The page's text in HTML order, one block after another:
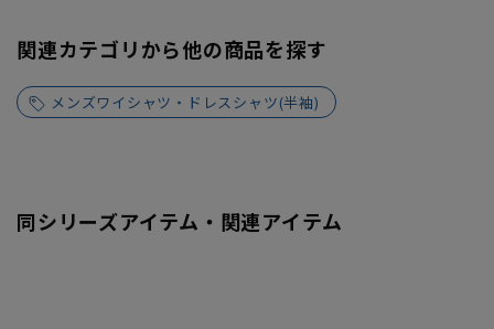
関連カテゴリから他の商品を探す
メンズワイシャツ・ドレスシャツ(半袖)
同シリーズアイテム・関連アイテム